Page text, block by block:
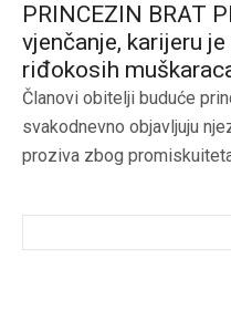
PRINCEZIN BRAT
vjenčanje, karijeru
riđokosih
Članovi obitelji buduće
svakodnevno objavljuju
proziva zbog